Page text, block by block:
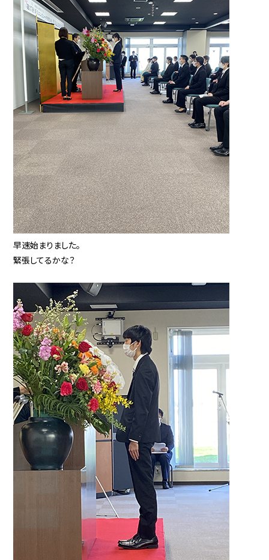
早速始まりました。
緊張してるかな？